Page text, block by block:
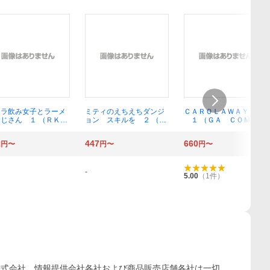
飲み女子とラーメ
じさん １ （ＲＫ
介
ミティのえちえちダンジ
ョン スキルを ２ （Ｒ
６０
ＣＡＲＯＬＡＷＡＹ
１ （ＧＡ ＣＯＭＩＣ
円〜 447円〜 660円〜
- 5.00 （ 1件）